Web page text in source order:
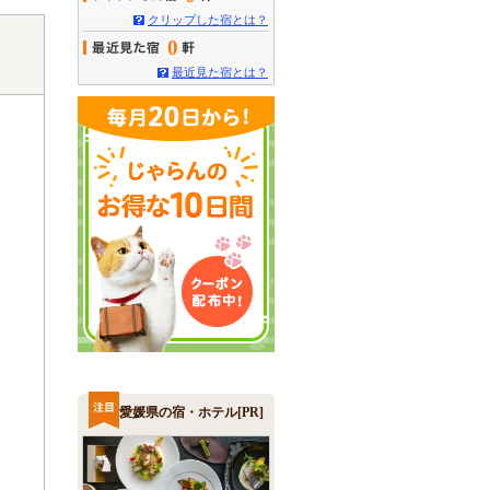
クリップした宿とは？
0
最近見た宿とは？
愛媛県の宿・ホテル[PR]